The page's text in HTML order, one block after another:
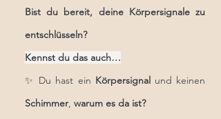
Bist du bereit, deine Körpersignale zu
entschlüsseln?
Kennst du das auch…
✨ Du hast ein Körpersignalund keinen
Schimmer, warum es da ist?